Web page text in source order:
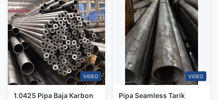
VIDEO
1.0425 Pipa Baja Karbon
VIDEO
Pipa Seamless Tarik